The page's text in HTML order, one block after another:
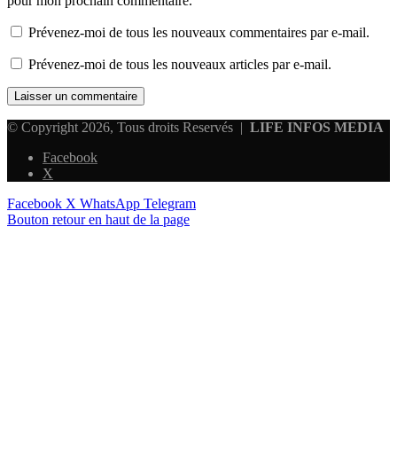
Prévenez-moi de tous les nouveaux commentaires par e-mail.
Prévenez-moi de tous les nouveaux articles par e-mail.
© Copyright 2026, Tous droits Reservés | LIFE INFOS MEDIA
Facebook
X
Facebook X WhatsApp Telegram
Bouton retour en haut de la page